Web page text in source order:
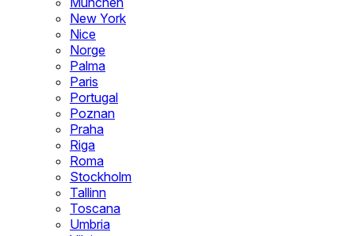
New York
Nice
Norge
Palma
Paris
Portugal
Poznan
Praha
Riga
Roma
Stockholm
Tallinn
Toscana
Umbria